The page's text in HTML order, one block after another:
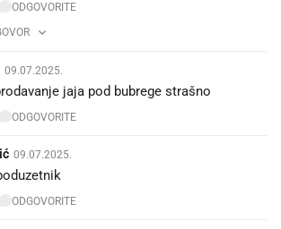
ODGOVORITE
09.07.2025.
jaja pod bubrege strašno
ODGOVORITE
09.07.2025.
🤣🤣🤣🤣🤣🤣🤣🤣🤣🤣
ODGOVORITE